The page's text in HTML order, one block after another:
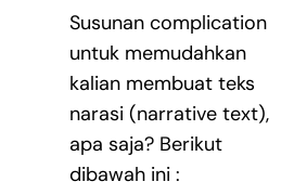
Susunan complication
untuk memudahkan
kalian membuat teks
narasi (narrative text),
apa saja? Berikut
dibawah ini :